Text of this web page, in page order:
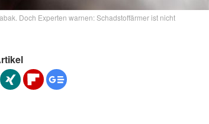
Doch Experten warnen: Schadstoffärmer ist nicht